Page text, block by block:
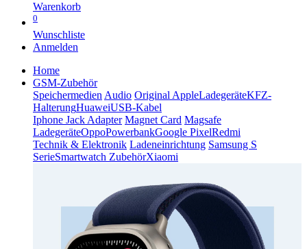
Warenkorb
0
Wunschliste
Anmelden
Home
GSM-Zubehör
Speichermedien Audio Original AppleLadegeräteKFZ-
HalterungHuaweiUSB-Kabel
Iphone Jack Adapter Magnet Card Magsafe
LadegeräteOppoPowerbankGoogle PixelRedmi
Technik & Elektronik Ladeneinrichtung Samsung S
SerieSmartwatch ZubehörXiaomi